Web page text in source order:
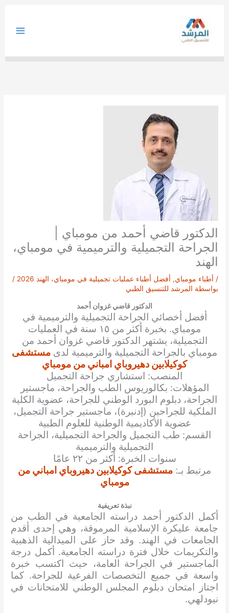
الدكتور قاضي أحمد من مومباي |
الجراحة التجميلية والترميمية في مومباي،
الهند
/ أطباء مومباي, أفضل أطباء عمليات تجميلية في مومباي، الهند 2026
/
بواسطة المرشد للتنسيق الطبي
الدكتور قاضي غزوان أحمد
أفضل أخصائي الجراحة التجميلية والترميمية في
مومباي. بخبرة أكثر من ١٥ سنة في العمليات
التجميلية، يشتهر الدكتور قاضي غزوان أحمد من
مومباي بالجراحة التجميلية والترميمية لدى مستشفى
كوكيلابين دهيروباي امباني من مومباي
المنصب: استشاري جراحة التجميل
المؤهلات: بكالوريوس الطب والجراحة، ماجستير
الجراحة، دبلوم البورد الوطني للجراحة، عضوية الكلية
الملكية للجراحين (إدنبرة)، ماجستير جراحة التجميل،
عضوية الأكاديمية الوطنية للعلوم الطبية
القسم: طب التجميل والجراحة التجميلية، الجراحة
التجميلية والترميمية
سنوات الخبرة: أكثر من ٢٢ عامًا
مرتبط بـ: مستشفى كوكيلابين دهيروباي امباني من
مومباي
نبذة تعريفية
أكمل الدكتور أحمد دراسته الجامعية في الطب من
جامعة عليكرة الإسلامية المرموقة، وهي إحدى أقدم
الجامعات في الهند. وقد حاز على الميدالية الذهبية
والتكريمات خلال فترة دراسته الجامعية. أكمل درجة
الماجستير في الجراحة العامة، حيث اكتسب خبرة
واسعة في جميع التخصصات الفرعية للجراحة. كما
اجتاز امتحان دبلوم المجلس الوطني للامتحانات في
نيودلهي.